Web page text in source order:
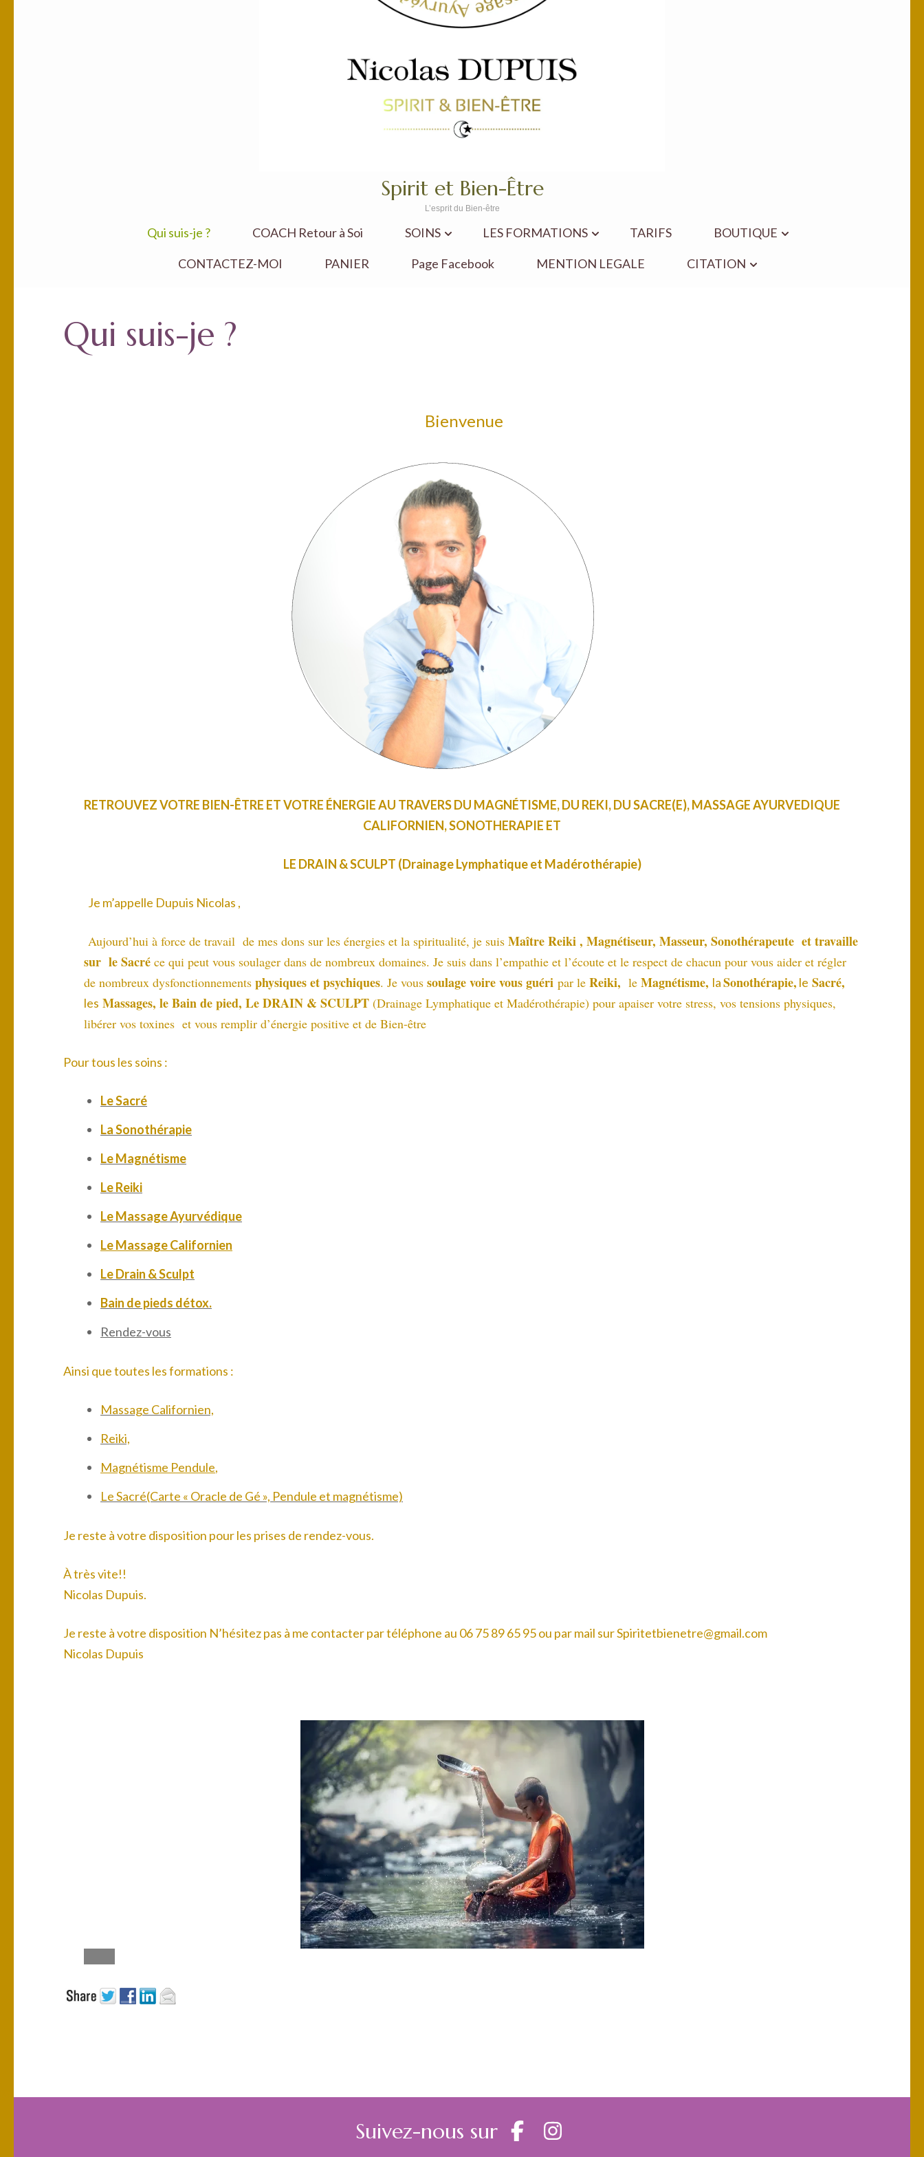
Spirit et Bien-Être
L’esprit du Bien-être
Qui suis-je ? COACH Retour à Soi SOINS LES FORMATIONS TARIFS BOUTIQUE
CONTACTEZ-MOI PANIER Page Facebook MENTION LEGALE CITATION
Qui suis-je ?
Bienvenue
RETROUVEZ VOTRE BIEN-ÊTRE ET VOTRE ÉNERGIE AU TRAVERS DU MAGNÉTISME, DU REKI, DUSACRE(E), MASSAGE AYURVEDIQUE
CALIFORNIEN, SONOTHERAPIE ET
LE DRAIN & SCULPT (DrainageLymphatiqueet Madérothérapie)
Je m’appelle Dupuis Nicolas ,
Aujourd’hui à force de travail de mes dons sur les énergies et la spiritualité, je suis Maître Reiki , Magnétiseur, Masseur, Sonothérapeute et travaille
sur le Sacré ce qui peut vous soulager dans de nombreux domaines. Je suis dans l’empathie et l’écoute et le respect de chacun pour vous aider et régler
de nombreux dysfonctionnements physiques et psychiques. Je vous soulage voire vous guéri par le Reiki, le Magnétisme, laSonothérapie, le Sacré,
les Massages, le Bain de pied, Le DRAIN & SCULPT (Drainage Lymphatique et Madérothérapie) pour apaiser votre stress, vos tensions physiques,
libérer vos toxines et vous remplir d’énergie positive et de Bien-être
Pour tous les soins :
Le Sacré
La Sonothérapie
Le Magnétisme
Le Reiki
Le Massage Ayurvédique
Le Massage Californien
Le Drain & Sculpt
Bain de pieds détox.
Rendez-vous
Ainsi que toutes les formations :
Massage Californien,
Reiki,
Magnétisme Pendule,
Le Sacré(Carte « Oracle de Gé », Pendule et magnétisme)
Je reste à votre disposition pour les prises de rendez-vous.
À très vite!!
Nicolas Dupuis.
Je reste à votre disposition N’hésitez pas à me contacter par téléphone au 06 75 89 65 95 ou par mail sur Spiritetbienetre@gmail.com
Nicolas Dupuis
Suivez-nous sur